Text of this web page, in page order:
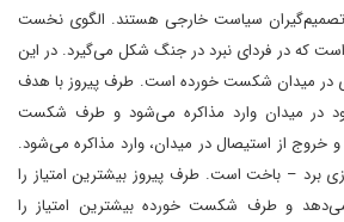
تصمیم‌گیران سیاست خارجی هستند. الگوی نخست
است که در فردای نبرد در جنگ شکل می‌گیرد. در این
در میدان شکست خورده است. طرف پیروز با هدف
در میدان وارد مذاکره می‌شود و طرف شکست
خروج از استیصال در میدان، وارد مذاکره می‌شود.
برد – باخت است. طرف پیروز بیشترین امتیاز را
می‌دهد و طرف شکست خورده بیشترین امتیاز را